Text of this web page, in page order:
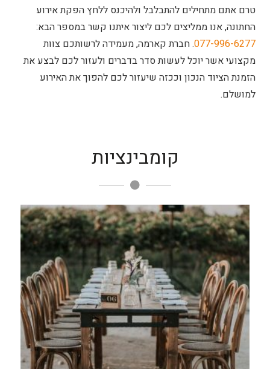
טרם אתם מתחילים להתבלבל ולהיכנס ללחץ הפקת אירוע
החתונה, אנו ממליצים לכם ליצור איתנו קשר במספר הבא:
077-996-6277. חברת קארמה, מעמידה לרשותכם צוות
מקצועי אשר יוכל לעשות סדר בדברים ולעזור לכם לבצע את
הזמנת הציוד הנכון וככזה שיעזור לכם להפוך את האירוע
למושלם.
קומבינציות